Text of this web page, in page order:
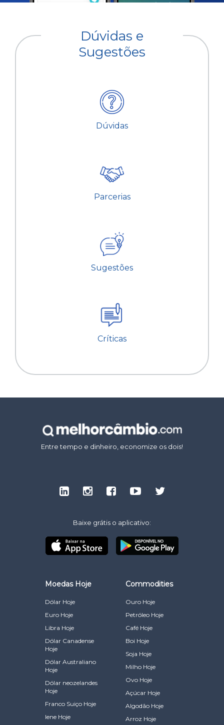
Dúvidas e
Sugestões
Dúvidas
Parcerias
Sugestões
Críticas
Entre tempo e dinheiro, economize os dois!
Baixe grátis o aplicativo:
Moedas Hoje
Dólar Hoje
Euro Hoje
Libra Hoje
Dólar Canadense
Hoje
Dólar Australiano
Hoje
Dólar neozelandes
Hoje
Franco Suiço Hoje
Iene Hoje
Commodities
Ouro Hoje
Petróleo Hoje
Café Hoje
Boi Hoje
Soja Hoje
Milho Hoje
Ovo Hoje
Açúcar Hoje
Algodão Hoje
Arroz Hoje